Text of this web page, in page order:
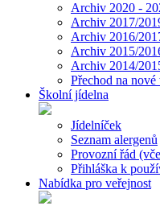
Archiv 2020 -
Archiv 2017/
Archiv 2016/
Archiv 2015/
Archiv 2014/
Přechod na
Školní jídelna
Jídelníček
Seznam alergenů
Provozní řád
Přihláška k
Nabídka pro veřejnost